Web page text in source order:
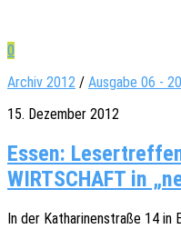
0
Archiv 2012 / Ausgabe 06 -
15. Dezember 2012
Essen:
WIRTSCHAFT in
In der Katha­ri­nen­stra­ße 14